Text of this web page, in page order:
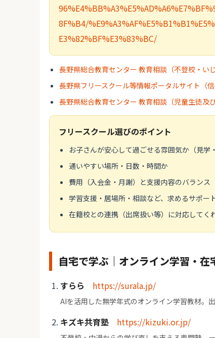
8F%B4/
E3%82%BF%E3%83%BC/
長野県総合教育センター 教育相談（不登校・い
長野県フリースクール等情報ポータルサイト（
長野県総合教育センター 教育相談（児童生徒及
フリースクール選びのポイント
お子さんが安心して過ごせる雰囲気か（見学
通いやすい場所・日数・時間か
費用（入会金・月謝）と支援内容のバランス
学習支援・居場所・相談など、求めるサポー
在籍校との連携（出席扱い等）に対応してく
自宅で学ぶ｜オンライン学習・在
すらら https://surala.jp/
AIを活用した無学年式のオンライン学習教材。
キズキ共育塾 https://kizuki.or.jp/